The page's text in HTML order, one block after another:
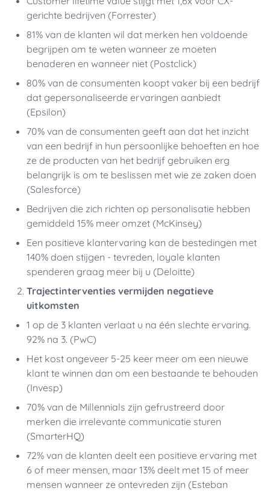
gerichte bedrijven (Forrester)
81% van de klanten wil dat merken hen voldoende
begrijpen om te weten wanneer ze moeten
benaderen en wanneer niet (Postclick)
80% van de consumenten koopt vaker bij een bedrijf
dat gepersonaliseerde ervaringen aanbiedt
(Epsilon)
70% van de consumenten geeft aan dat het inzicht
van een bedrijf in hun persoonlijke behoeften en hoe
ze de producten van het bedrijf gebruiken erg
belangrijk is om te beslissen met wie ze zaken doen
(Salesforce)
Bedrijven die zich richten op personalisatie hebben
gemiddeld 15% meer omzet (McKinsey)
Een positieve klantervaring kan de bestedingen met
140% doen stijgen - tevreden, loyale klanten
spenderen graag meer bij u (Deloitte)
Trajectinterventies vermijden negatieve
uitkomsten
1 op de 3 klanten verlaat u na één slechte ervaring.
92% na 3. (PwC)
Het kost ongeveer 5-25 keer meer om een nieuwe
klant te winnen dan om een bestaande te behouden
(Invesp)
70% van de Millennials zijn gefrustreerd door
merken die irrelevante communicatie sturen
(SmarterHQ)
72% van de klanten deelt een positieve ervaring met
6 of meer mensen, maar 13% deelt met 15 of meer
mensen wanneer ze ontevreden zijn (Esteban